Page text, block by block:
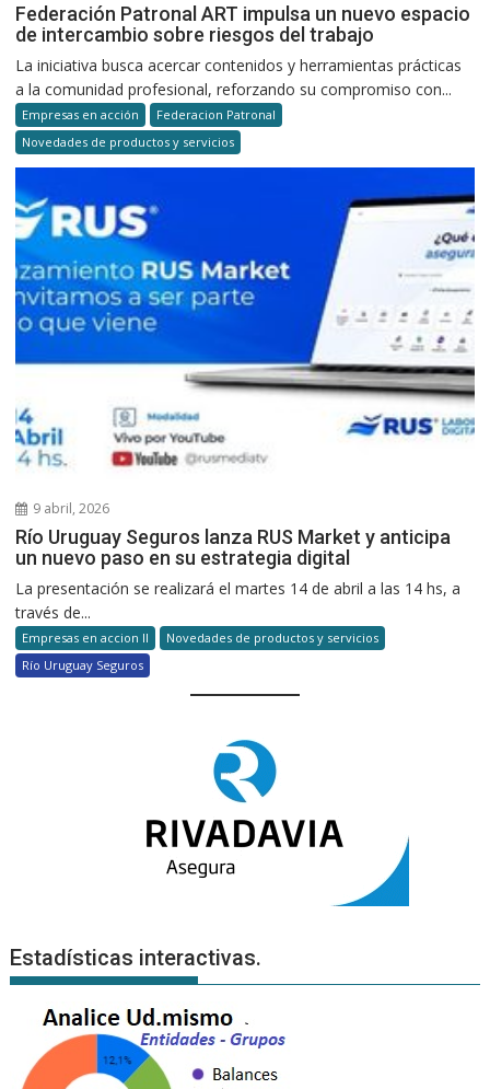
Federación Patronal ART impulsa un nuevo espacio
de intercambio sobre riesgos del trabajo
La iniciativa busca acercar contenidos y herramientas prácticas
a la comunidad profesional, reforzando su compromiso con...
Empresas en acción
Federacion Patronal
Novedades de productos y servicios
9 abril, 2026
Río Uruguay Seguros lanza RUS Market y anticipa
un nuevo paso en su estrategia digital
La presentación se realizará el martes 14 de abril a las 14 hs, a
través de...
Empresas en accion II
Novedades de productos y servicios
Río Uruguay Seguros
Estadísticas interactivas.